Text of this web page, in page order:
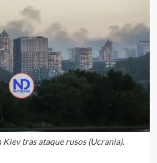
Kiev tras ataque rusos (Ucrania).